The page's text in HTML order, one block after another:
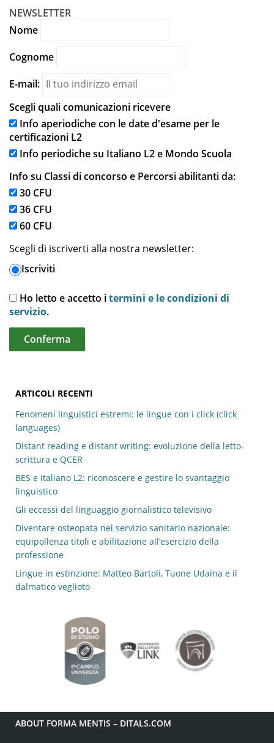
NEWSLETTER
Nome
Cognome
E-mail:
Scegli quali comunicazioni ricevere
Info aperiodiche con le date d'esame per le
certificazioni L2
Info periodiche su Italiano L2 e Mondo Scuola
Info su Classi di concorso e Percorsi abilitanti da:
30 CFU
36 CFU
60 CFU
Scegli di iscriverti alla nostra newsletter:
Iscriviti
Ho letto e accetto itermini e le condizioni di
servizio.
ARTICOLI RECENTI
Fenomeni linguistici estremi: le lingue con i click (click
languages)
Distant reading e distant writing: evoluzione della letto-
scrittura e QCER
BES e italiano L2: riconoscere e gestire lo svantaggio
linguistico
Gli eccessi del linguaggio giornalistico televisivo
Diventare osteopata nel servizio sanitario nazionale:
equipollenza titoli e abilitazione all’esercizio della
professione
Lingue in estinzione: Matteo Bartoli, Tuone Udaina e il
dalmatico veglioto
ABOUT FORMA MENTIS – DITALS.COM